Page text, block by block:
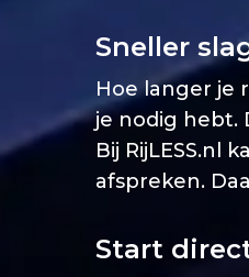
Sneller
Hoe langer je
je nodig hebt.
Bij RijLESS.nl
afspreken.
Start